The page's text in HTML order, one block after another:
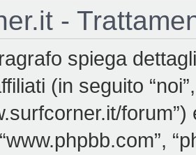
-
spiega
(in seguito
forum”)